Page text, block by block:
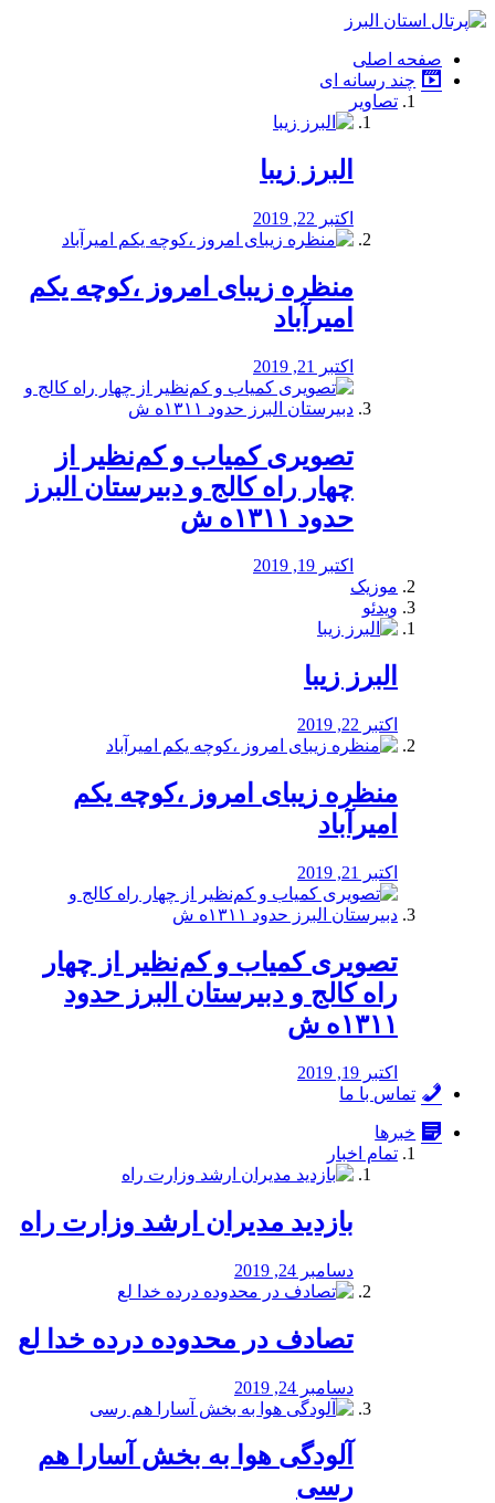
فصد
شرق
تهران
خشکشویی
صفحه اصلی
چند رسانه ای
تصاویر
البرز زیبا
اکتبر 22, 2019
منظره‌‌ زیبای امروز ،کوچه یکم
امیرآباد
اکتبر 21, 2019
️تصویری کمیاب و کم‌نظیر از
چهار راه كالج و دبيرستان البرز
حدود ۱۳۱۱ه ش
اکتبر 19, 2019
موزیک
ویدئو
البرز زیبا
اکتبر 22, 2019
منظره‌‌ زیبای امروز ،کوچه یکم
امیرآباد
اکتبر 21, 2019
️تصویری کمیاب و کم‌نظیر از چهار
راه كالج و دبيرستان البرز حدود
۱۳۱۱ه ش
اکتبر 19, 2019
تماس با ما
خبرها
تمام اخبار
بازدید مدیران ارشد وزارت راه
دسامبر 24, 2019
تصادف در محدوده درده خدا لع
دسامبر 24, 2019
آلودگی هوا به بخش آسارا هم
رسی